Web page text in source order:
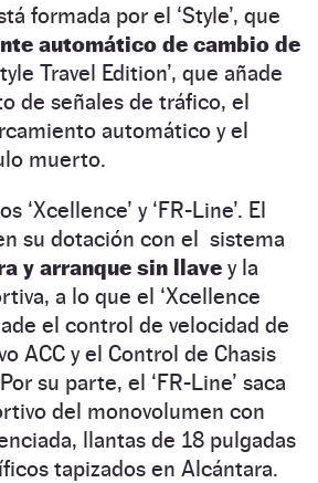
formada por el ‘Style’, que
automático de cambio de
Travel Edition’, que añade
de señales de tráfico, el
automático y el
muerto.
‘Xcellence’ y ‘FR-Line’. El
su dotación con el sistema
y arranque sin llave y la
a lo que el ‘Xcellence
el control de velocidad de
ACC y el Control de Chasis
su parte, el ‘FR-Line’ saca
del monovolumen con
llantas de 18 pulgadas
tapizados en Alcántara.